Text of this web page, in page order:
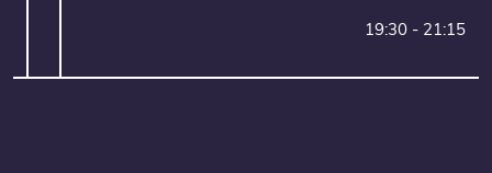
19:30 - 21:15